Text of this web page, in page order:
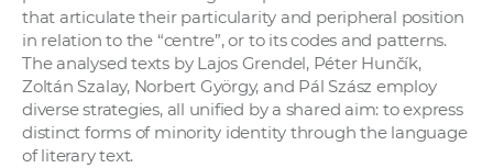
that articulate their particularity and peripheral position
in relation to the “centre”, or to its codes and patterns.
The analysed texts by Lajos Grendel, Péter Hunčík,
Zoltán Szalay, Norbert György, and Pál Szász employ
diverse strategies, all unified by a shared aim: to express
distinct forms of minority identity through the language
of literary text.